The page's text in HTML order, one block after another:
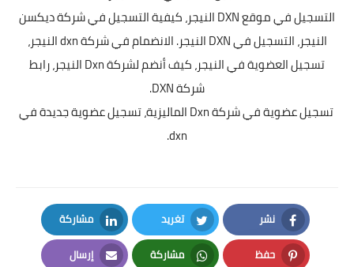
التسجيل في موقع DXN النيجر، كيفية التسجيل في شركة ديكسن
النيجر، التسجيل في DXN النيجر. الانضمام في شركة dxn النيجر،
تسجيل العضوية في النيجر، كيف أنضم لشركة Dxn النيجر، رابط
شركة DXN.
تسجيل عضوية في شركة Dxn الماليزية، تسجيل عضوية جديدة في
dxn.
نشر
Facebook
تغريد
Twitter
مشاركة
LinkedIn
حفظ مشاركة إرسال